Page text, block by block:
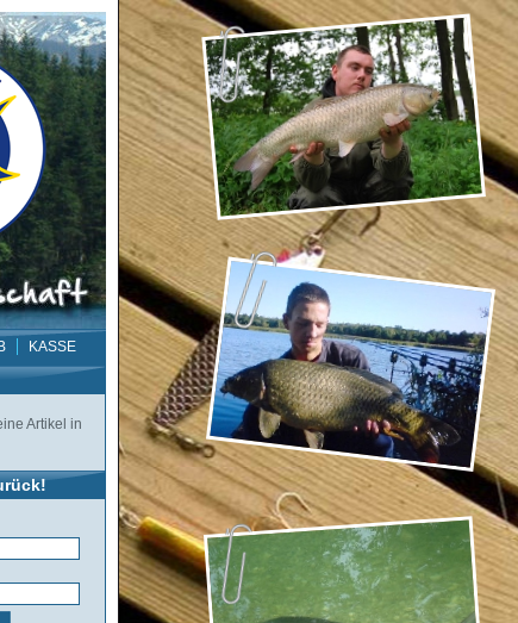
KASSE
Artikel in